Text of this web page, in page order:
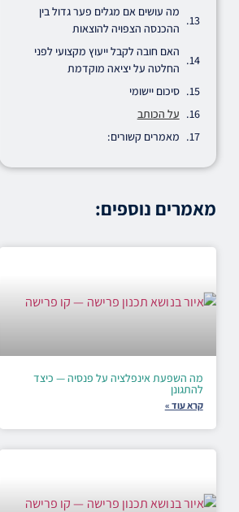
מה עושים אם מגלים פער גדול בין
ההכנסה הצפויה להוצאות
האם חובה לקבל ייעוץ מקצועי לפני
החלטה על יציאה מוקדמת
סיכום יישומי
על הכותב
מאמרים קשורים:
מאמרים נוספים:
מה השפעת אינפלציה על פנסיה — כיצד
להתגונן
קרא עוד »